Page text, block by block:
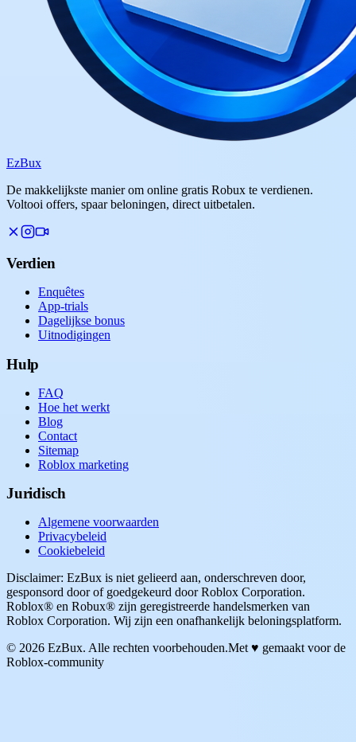
EzBux
De makkelijkste manier om online gratis Robux te verdienen.
Voltooi offers, spaar beloningen, direct uitbetalen.
Verdien
Enquêtes
App-trials
Dagelijkse bonus
Uitnodigingen
Hulp
FAQ
Hoe het werkt
Blog
Contact
Sitemap
Roblox marketing
Juridisch
Algemene voorwaarden
Privacybeleid
Cookiebeleid
Disclaimer: EzBux is niet gelieerd aan, onderschreven door,
gesponsord door of goedgekeurd door Roblox Corporation.
Roblox® en Robux® zijn geregistreerde handelsmerken van
Roblox Corporation. Wij zijn een onafhankelijk beloningsplatform.
© 2026 EzBux. Alle rechten voorbehouden.Met ♥ gemaakt voor de
Roblox-community